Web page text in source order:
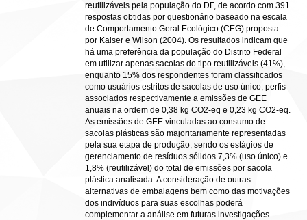
reutilizáveis pela população do DF, de acordo com 391
respostas obtidas por questionário baseado na escala
de Comportamento Geral Ecológico (CEG) proposta
por Kaiser e Wilson (2004). Os resultados indicam que
há uma preferência da população do Distrito Federal
em utilizar apenas sacolas do tipo reutilizáveis (41%),
enquanto 15% dos respondentes foram classificados
como usuários estritos de sacolas de uso único, perfis
associados respectivamente a emissões de GEE
anuais na ordem de 0,38 kg CO2-eq e 0,23 kg CO2-eq.
As emissões de GEE vinculadas ao consumo de
sacolas plásticas são majoritariamente representadas
pela sua etapa de produção, sendo os estágios de
gerenciamento de resíduos sólidos 7,3% (uso único) e
1,8% (reutilizável) do total de emissões por sacola
plástica analisada. A consideração de outras
alternativas de embalagens bem como das motivações
dos indivíduos para suas escolhas poderá
complementar a análise em futuras investigações